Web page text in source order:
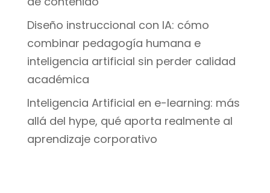
Diseño instruccional con IA: cómo
combinar pedagogía humana e
inteligencia artificial sin perder calidad
académica
Inteligencia Artificial en e-learning: más
allá del hype, qué aporta realmente al
aprendizaje corporativo